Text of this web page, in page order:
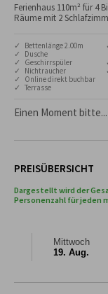
Ferienhaus 110m² für 4
Räume mit 2
✓ Bettenlänge 2.00m
✓ Dusche
✓ Geschirrspüler
✓ Nichtraucher
✓ Online direkt buchbar
✓ Terrasse
Einen Moment bitte...
PREISÜBERSICHT
Dargestellt wird der
Personenzahl für jeden
Mittwoch
19. Aug.